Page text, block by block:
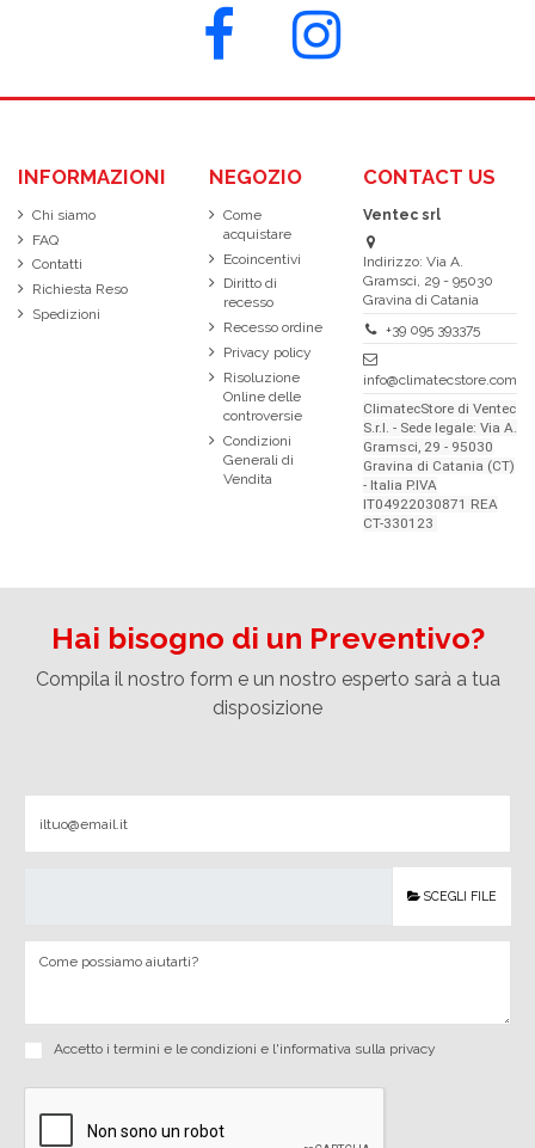
INFORMAZIONI
Chi siamo
FAQ
Contatti
Richiesta Reso
Spedizioni
NEGOZIO
Come
acquistare
Ecoincentivi
Diritto di
recesso
Recesso ordine
Privacy policy
Risoluzione
Online delle
controversie
Condizioni
Generali di
Vendita
CONTACT US
Ventec srl
Indirizzo: Via A.
Gramsci, 29 - 95030
Gravina di Catania
+39 095 393375
info@climatecstore.com
ClimatecStore di Ventec
S.r.l. - Sede legale: Via A.
Gramsci, 29 - 95030
Gravina di Catania (CT)
- Italia P.IVA
IT04922030871 REA
CT-330123
Hai bisogno di un Preventivo?
Compila il nostro form e un nostro esperto sarà a tua
disposizione
SCEGLI FILE
Accetto i termini e le condizioni e l'informativa sulla privacy